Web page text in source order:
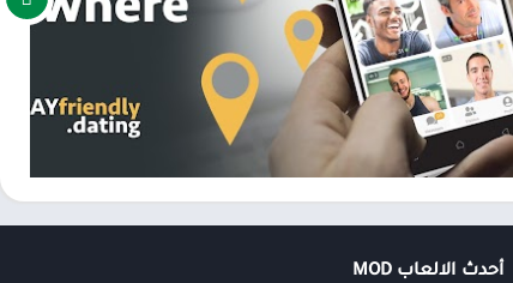
الأليفة ، وما إلى ذلك ، يتم تمييز الأشياء المتطابقة
من الاهتمام ???? -شارك في استطلاعات رأي مثيرة تتعلق بالحب
أحدث الالعاب MOD